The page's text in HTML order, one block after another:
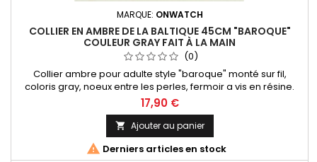
MARQUE: ONWATCH
COLLIER EN AMBRE DE LA BALTIQUE 45CM "BAROQUE"
COULEUR GRAY FAIT À LA MAIN
(0)
Collier ambre pour adulte style "baroque" monté sur fil,
coloris gray, noeux entre les perles, fermoir a vis en résine.
Nous vous proposons toute une collection de bijoux en
ambre provenants de la mer Baltique, l'ambre le plus réputé
au monde !
17,90 €
 Ajouter au panier
 Derniers articles en stock